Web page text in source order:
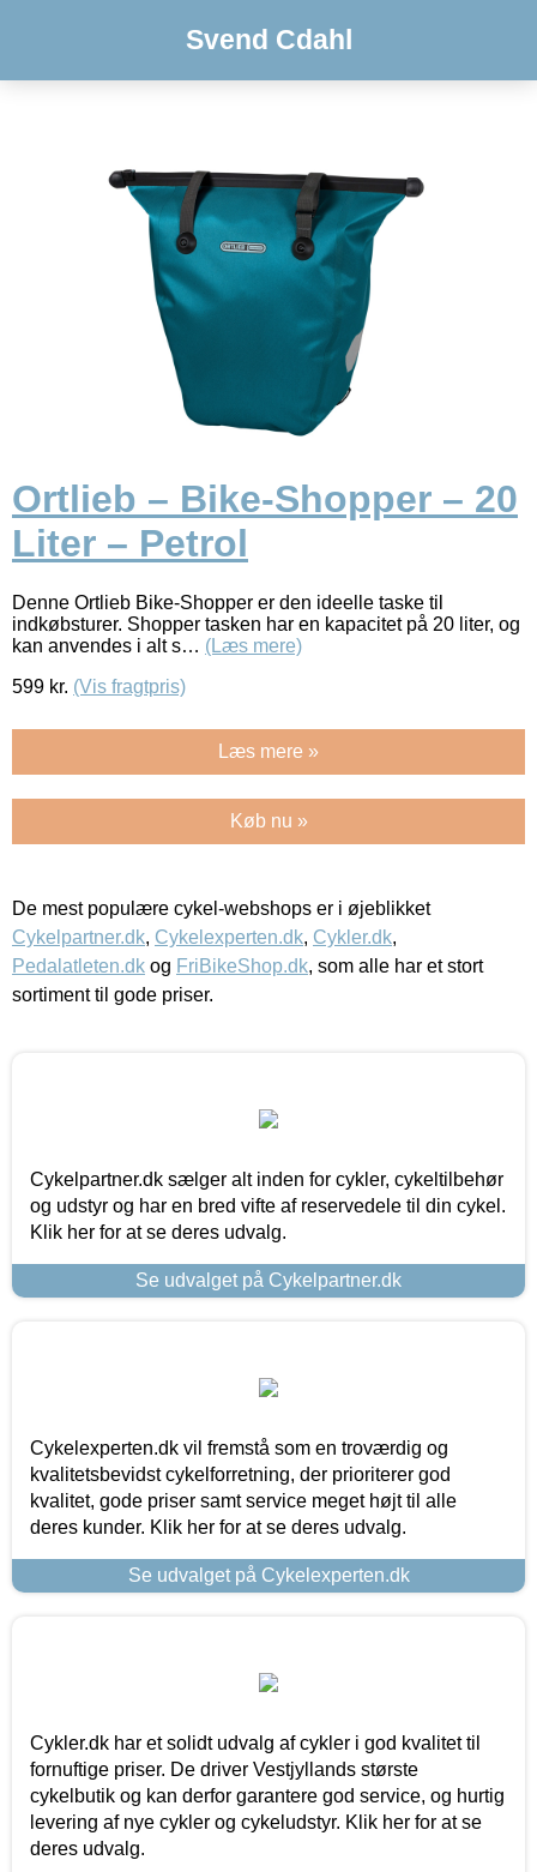
Svend Cdahl
Ortlieb – Bike-Shopper – 20
Liter – Petrol
Denne Ortlieb Bike-Shopper er den ideelle taske til
indkøbsturer. Shopper tasken har en kapacitet på 20 liter, og
kan anvendes i alt s… (Læs mere)
599 kr. (Vis fragtpris)
Læs mere »
Køb nu »
De mest populære cykel-webshops er i øjeblikket
Cykelpartner.dk, Cykelexperten.dk, Cykler.dk,
Pedalatleten.dk og FriBikeShop.dk, som alle har et stort
sortiment til gode priser.
Cykelpartner.dk sælger alt inden for cykler, cykeltilbehør
og udstyr og har en bred vifte af reservedele til din cykel.
Klik her for at se deres udvalg.
Se udvalget på Cykelpartner.dk
Cykelexperten.dk vil fremstå som en troværdig og
kvalitetsbevidst cykelforretning, der prioriterer god
kvalitet, gode priser samt service meget højt til alle
deres kunder. Klik her for at se deres udvalg.
Se udvalget på Cykelexperten.dk
Cykler.dk har et solidt udvalg af cykler i god kvalitet til
fornuftige priser. De driver Vestjyllands største
cykelbutik og kan derfor garantere god service, og hurtig
levering af nye cykler og cykeludstyr. Klik her for at se
deres udvalg.